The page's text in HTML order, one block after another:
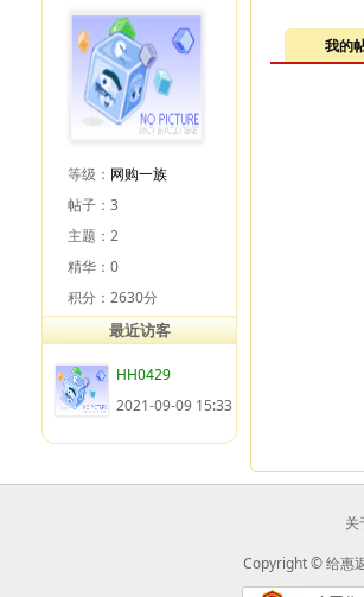
等级： 网购一族
帖子：3
主题：2
精华：0
积分：2630分
最近访客
HH0429
2021-09-09 15:33
我的
关
Copyright ©给惠